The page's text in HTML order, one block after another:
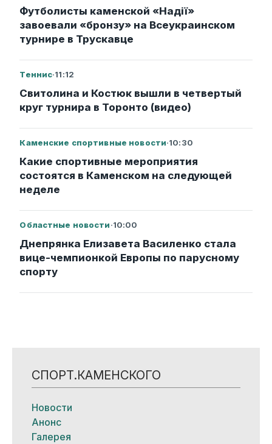
Футболисты каменской «Надії»
завоевали «бронзу» на Всеукраинском
турнире в Трускавце
Теннис·11:12
Свитолина и Костюк вышли в четвертый
круг турнира в Торонто (видео)
Каменские спортивные новости·10:30
Какие спортивные мероприятия
состоятся в Каменском на следующей
неделе
Областные новости·10:00
Днепрянка Елизавета Василенко стала
вице-чемпионкой Европы по парусному
спорту
СПОРТ.КАМЕНСКОГО
Новости
Анонс
Галерея